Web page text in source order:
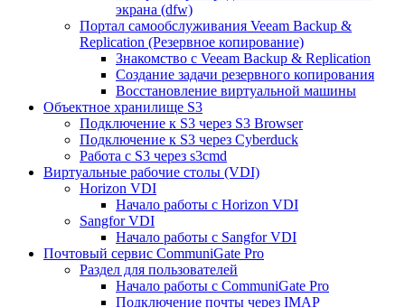
экрана (dfw)
Портал самообслуживания Veeam Backup &
Replication (Резервное копирование)
Знакомство с Veeam Backup & Replication
Создание задачи резервного копирования
Восстановление виртуальной машины
Объектное хранилище S3
Подключение к S3 через S3 Browser
Подключение к S3 через Cyberduck
Работа с S3 через s3cmd
Виртуальные рабочие столы (VDI)
Horizon VDI
Начало работы с Horizon VDI
Sangfor VDI
Начало работы с Sangfor VDI
Почтовый сервис CommuniGate Pro
Раздел для пользователей
Начало работы с CommuniGate Pro
Подключение почты через IMAP